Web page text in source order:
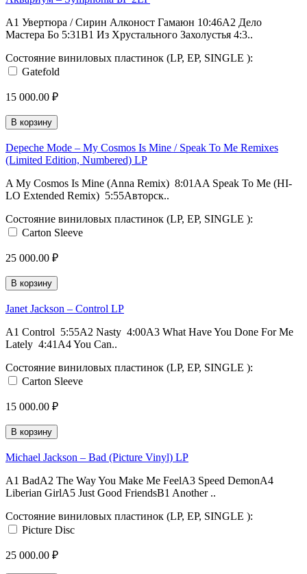
A1 Увертюра / Сирин Алконост Гамаюн 10:46A2 Дело
Мастера Бо 5:31B1 Из Хрустального Захолустья 4:3..
Состояние виниловых пластинок (LP, EP, SINGLE ):
Gatefold
15 000.00 ₽
В корзину
Depeche Mode – My Cosmos Is Mine / Speak To Me Remixes
(Limited Edition, Numbered) LP
A My Cosmos Is Mine (Anna Remix) 8:01AA Speak To Me (HI-
LO Extended Remix) 5:55Авторск..
Состояние виниловых пластинок (LP, EP, SINGLE ):
Carton Sleeve
25 000.00 ₽
В корзину
Janet Jackson – Control LP
A1 Control 5:55A2 Nasty 4:00A3 What Have You Done For Me
Lately 4:41A4 You Can..
Состояние виниловых пластинок (LP, EP, SINGLE ):
Carton Sleeve
15 000.00 ₽
В корзину
Michael Jackson – Bad (Picture Vinyl) LP
A1 BadA2 The Way You Make Me FeelA3 Speed DemonA4
Liberian GirlA5 Just Good FriendsB1 Another ..
Состояние виниловых пластинок (LP, EP, SINGLE ):
Picture Disc
25 000.00 ₽